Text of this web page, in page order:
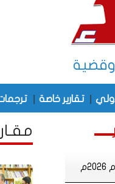
تقارير خاصة